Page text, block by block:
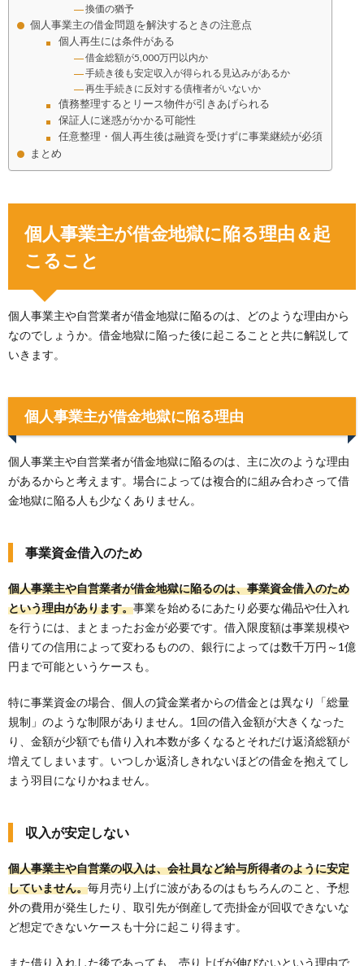
換価の猶予
個人事業主の借金問題を解決するときの注意点
個人再生には条件がある
借金総額が5,000万円以内か
手続き後も安定収入が得られる見込みがあるか
再生手続きに反対する債権者がいないか
債務整理するとリース物件が引きあげられる
保証人に迷惑がかかる可能性
任意整理・個人再生後は融資を受けずに事業継続が必須
まとめ
個人事業主が借金地獄に陥る理由＆起
こること
個人事業主や自営業者が借金地獄に陥るのは、どのような理由から
なのでしょうか。借金地獄に陥った後に起こることと共に解説して
いきます。
個人事業主が借金地獄に陥る理由
個人事業主や自営業者が借金地獄に陥るのは、主に次のような理由
があるからと考えます。場合によっては複合的に組み合わさって借
金地獄に陥る人も少なくありません。
事業資金借入のため
個人事業主や自営業者が借金地獄に陥るのは、事業資金借入のため
という理由があります。事業を始めるにあたり必要な備品や仕入れ
を行うには、まとまったお金が必要です。借入限度額は事業規模や
借りての信用によって変わるものの、銀行によっては数千万円～1億
円まで可能というケースも。
特に事業資金の場合、個人の貸金業者からの借金とは異なり「総量
規制」のような制限がありません。1回の借入金額が大きくなった
り、金額が少額でも借り入れ本数が多くなるとそれだけ返済総額が
増えてしまいます。いつしか返済しきれないほどの借金を抱えてし
まう羽目になりかねません。
収入が安定しない
個人事業主や自営業の収入は、会社員など給与所得者のように安定
していません。毎月売り上げに波があるのはもちろんのこと、予想
外の費用が発生したり、取引先が倒産して売掛金が回収できないな
ど想定できないケースも十分に起こり得ます。
また借り入れした後であっても、売り上げが伸びないという理由で